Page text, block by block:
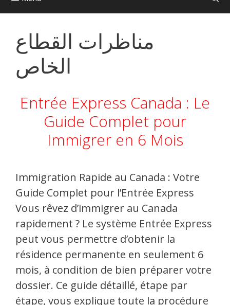
مناظرات القطاع
الخاص
Entrée Express Canada : Le
Guide Complet pour
Immigrer en 6 Mois
Immigration Rapide au Canada : Votre
Guide Complet pour l’Entrée Express
Vous rêvez d’immigrer au Canada
rapidement ? Le système Entrée Express
peut vous permettre d’obtenir la
résidence permanente en seulement 6
mois, à condition de bien préparer votre
dossier. Ce guide détaillé, étape par
étape, vous explique toute la procédure